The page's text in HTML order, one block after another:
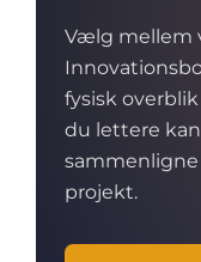
Vælg mellem
fysisk
du lettere
projekt.